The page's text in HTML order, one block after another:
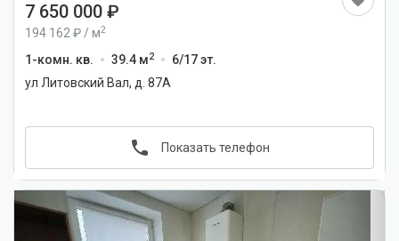
7 650 000
194 162 / м2
1-комн. кв. 39.4 м2
6/17 эт.
ул Литовский Вал, д. 87А
Показать телефон